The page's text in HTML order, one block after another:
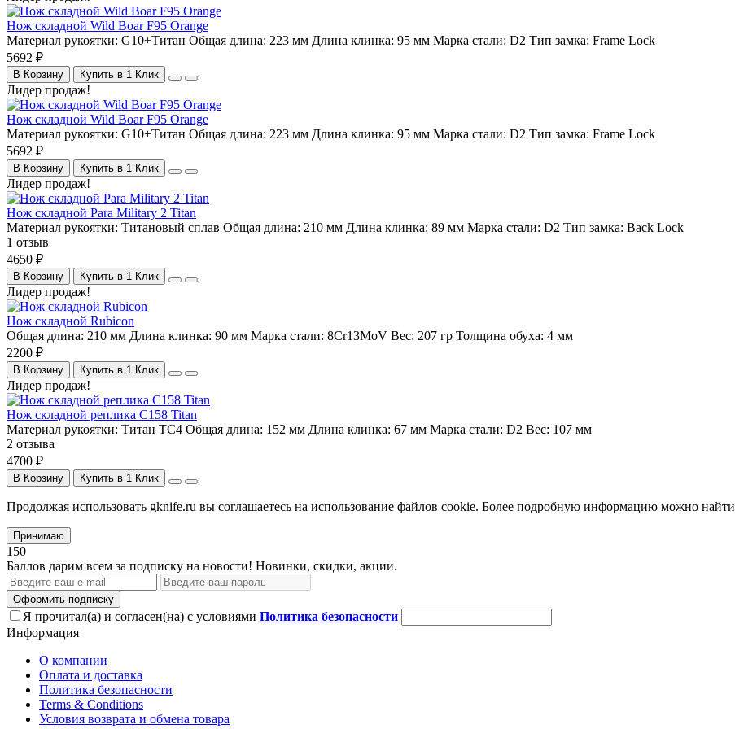
Нож складной Wild Boar F95 Orange
Материал рукоятки: G10+Титан Общая длина: 223 мм Длина клинка: 95 мм Марка стали: D2 Тип замка: Frame Lock
5692 ₽
В Корзину Купить в 1 Клик
Лидер продаж!
Нож складной Wild Boar F95 Orange
Материал рукоятки: G10+Титан Общая длина: 223 мм Длина клинка: 95 мм Марка стали: D2 Тип замка: Frame Lock
5692 ₽
В Корзину Купить в 1 Клик
Лидер продаж!
Нож складной Para Military 2 Titan
Материал рукоятки: Титановый сплав Общая длина: 210 мм Длина клинка: 89 мм Марка стали: D2 Тип замка: Back Lock
1 отзыв
4650 ₽
В Корзину Купить в 1 Клик
Лидер продаж!
Нож складной Rubicon
Общая длина: 210 мм Длина клинка: 90 мм Марка стали: 8Cr13MoV Вес: 207 гр Толщина обуха: 4 мм
2200 ₽
В Корзину Купить в 1 Клик
Лидер продаж!
Нож складной реплика С158 Titan
Материал рукоятки: Титан TC4 Общая длина: 152 мм Длина клинка: 67 мм Марка стали: D2 Вес: 107 мм
2 отзыва
4700 ₽
В Корзину Купить в 1 Клик
Продолжая использовать gknife.ru вы соглашаетесь на использование файлов cookie. Более подробную информацию можно
Принимаю
150
Баллов дарим всем за подписку на новости! Новинки, скидки, акции.
Оформить подписку
Я прочитал(а) и согласен(на) с условиями Политика безопасности
Информация
О компании
Оплата и доставка
Политика безопасности
Terms & Conditions
Условия возврата и обмена товара